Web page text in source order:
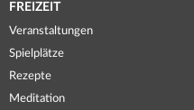
FREIZEIT
Veranstaltungen
Spielplätze
Rezepte
Meditation